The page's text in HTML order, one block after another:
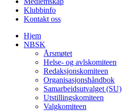
Klubbinfo
Kontakt oss
Hjem
NBSK
Årsmøtet
Helse- og avlskomiteen
Redaksjonskomiteen
Organisasjonshåndbok
Samarbeidsutvalget (SU)
Utstillingskomiteen
Valgkomiteen